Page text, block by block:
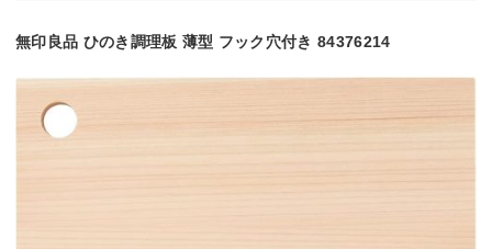
無印良品 ひのき調理板 薄型 フック穴付き 84376214